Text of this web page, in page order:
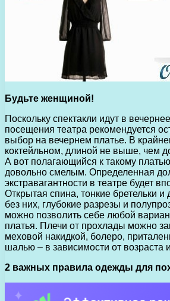
Будьте женщиной!
Поскольку спектакли идут в
посещения театра рекомендуется
выбор на вечернем платье. В
коктейльном, длиной не выше, чем
А вот полагающийся к такому
довольно смелым. Определенная
экстравагантности в театре будет
Открытая спина, тонкие бретельки и
без них, глубокие разрезы и
можно позволить себе любой
платья. Плечи от прохлады можно
меховой накидкой, болеро,
шалью – в зависимости от возраста
2 важных правила одежды для